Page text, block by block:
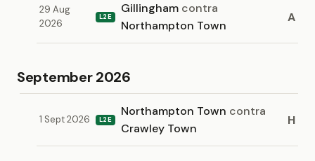
29 Aug
2026
L2E
Gillingham contra
Northampton Town
A
September 2026
1 Sept 2026 L2E
Northampton Town contra
Crawley Town
H